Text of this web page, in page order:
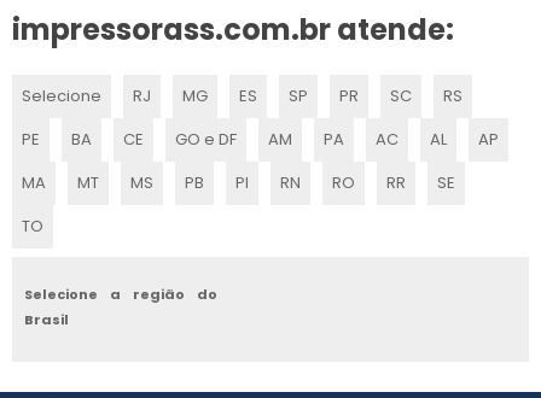
VEDACOES PARA DOCTOR BLADE
VIDEO SCAN FLEXOGRAFIA VALOR
VIDEO SCAN FLEXOGRAFIA
impressorass.com.br atende:
Selecione RJ MG ES SP PR SC
RS
PE
BA CE GO e DF AM PA AC AL
AP
MA
MT MS PB PI RN RO RR
SE
TO
Selecione a região do
Brasil